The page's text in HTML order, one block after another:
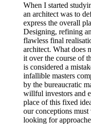
When I started
an architect was to
express the overall
Designing, refining
flawless final
architect. What does
it over the course of
is considered a
infallible masters
by the bureaucratic
willful investors and
place of this fixed
our conceptions must
looking for